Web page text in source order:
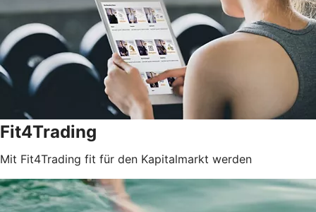
Fit4Trading
Mit Fit4Trading fit für den Kapitalmarkt werden